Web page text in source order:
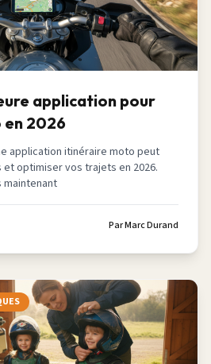
application pour
2026
application itinéraire moto peut
optimiser vos trajets en 2026.
maintenant
ParMarc Durand